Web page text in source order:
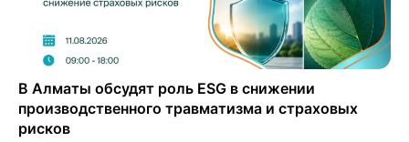
В Алматы обсудят роль ESG в снижении
производственного травматизма и страховых
рисков